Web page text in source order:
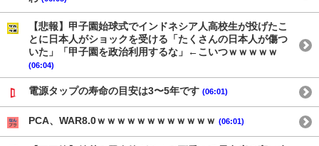
【悲報】甲子園始球式でインドネシア人高校生が投げたこ
とに日本人がショックを受ける「たくさんの日本人が傷つ
いた」「甲子園を政治利用するな」←こいつｗｗｗｗｗ
(06:04)
電源タップの寿命の目安は3〜5年です (06:01)
PCA、WAR8.0ｗｗｗｗｗｗｗｗｗｗｗｗ (06:01)